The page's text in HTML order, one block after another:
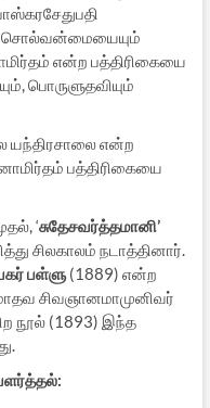
சொல்வன்மையையும்
என்ற பத்திரிகையை
பொருளுதவியும்
யந்திரசாலை என்ற
பத்திரிகையை
‘சுதேசவர்த்தமானி’
சிலகாலம் நடாத்தினார்.
பள்ளு(1889) என்ற
சிவஞானமாமுனிவர்
நூல் (1893) இந்த
: